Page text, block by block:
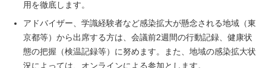
用を徹底します。
アドバイザー、学識経験者など感染拡大が懸念される地域（東
京都等）から出席する方は、会議前2週間の行動記録、健康状
態の把握（検温記録等）に努めます。また、地域の感染拡大状
況によっては、オンラインによる参加とします。